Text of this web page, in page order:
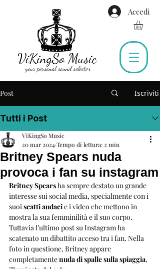
Accedi
Post Iscriviti
Tutti i Post
Britney Spears nuda
provoca i fan su instagram
ViKingSo Music
20 mar 2024Tempo di lettura: 2 min
Britney Spears ha sempre destato un grande
interesse sui social media, specialmente con i
suoi scatti audaci e i video che mettono in
mostra la sua femminilità e il suo corpo.
Tuttavia l’ultimo post su Instagram ha
scatenato un dibattito acceso tra i fan. Nella
foto in questione, Britney appare
completamente nuda di spalle sulla spiaggia,